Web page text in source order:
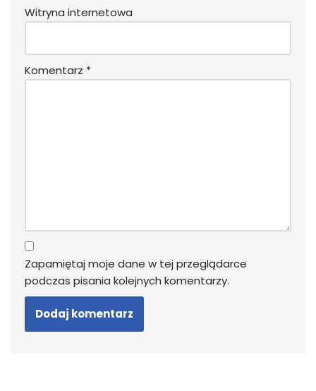
Witryna internetowa
Komentarz *
Zapamiętaj moje dane w tej przeglądarce
podczas pisania kolejnych komentarzy.